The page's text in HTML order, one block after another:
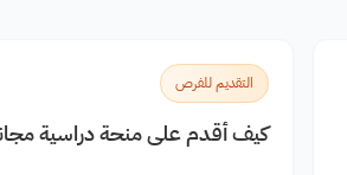
التقديم للفرص
كيف أقدم على منحة دراسية